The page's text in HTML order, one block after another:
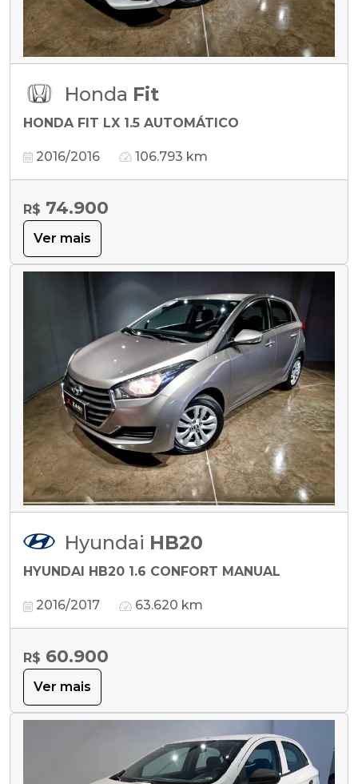
Honda Fit
HONDA FIT LX 1.5 AUTOMÁTICO
2016/2016 106.793 km
R$ 74.900
Ver mais
Hyundai HB20
HYUNDAI HB20 1.6 CONFORT MANUAL
2016/2017 63.620 km
R$ 60.900
Ver mais